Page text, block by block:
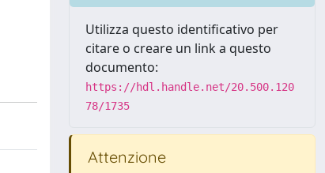
Utilizza questo identificativo per
citare o creare un link a questo
documento:
https://hdl.handle.net/20.500.120
78/1735
Attenzione